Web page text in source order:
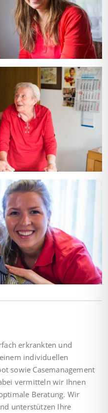
erkrankten und
individuellen
sowie Casemanagement
vermitteln wir Ihnen
Beratung. Wir
unterstützen Ihre